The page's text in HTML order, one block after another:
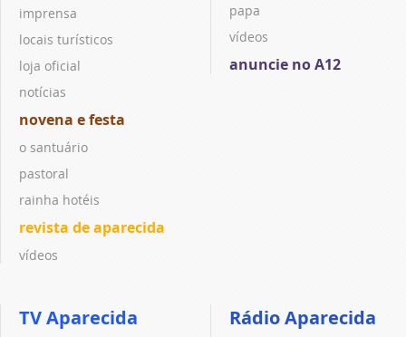
imprensa
locais turísticos
loja oficial
notícias
novena e festa
o santuário
pastoral
rainha hotéis
revista de aparecida
vídeos
papa
vídeos
anuncie no A12
TV Aparecida Rádio Aparecida